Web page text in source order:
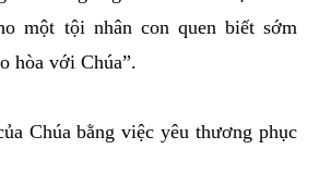
một tội nhân con quen biết sớm
hòa với Chúa”.
Chúa bằng việc yêu thương phục